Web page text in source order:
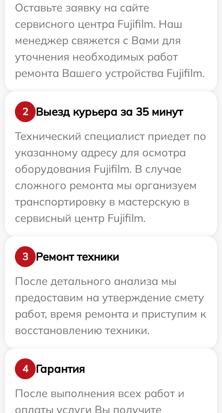
Оставьте заявку на сайте
сервисного центра Fujifilm. Наш
менеджер свяжется с Вами для
уточнения необходимых работ
ремонта Вашего устройства Fujifilm.
2
Выезд курьера за 35 минут
Технический специалист приедет по
указанному адресу для осмотра
оборудования Fujifilm. В случае
сложного ремонта мы организуем
транспортировку в мастерскую в
сервисный центр Fujifilm.
3
Ремонт техники
После детального анализа мы
предоставим на утверждение смету
работ, время ремонта и приступим к
восстановлению техники.
4
Гарантия
После выполнения всех работ и
оплаты услуги Вы получите